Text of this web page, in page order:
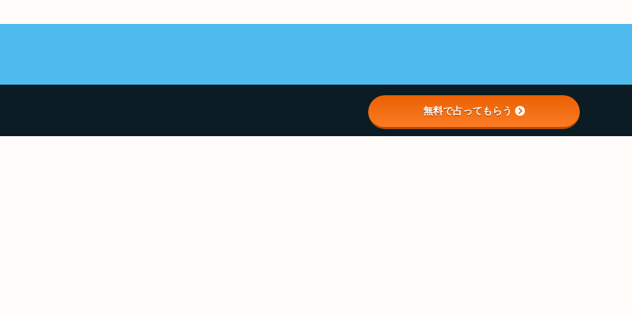
無料で占ってもらう